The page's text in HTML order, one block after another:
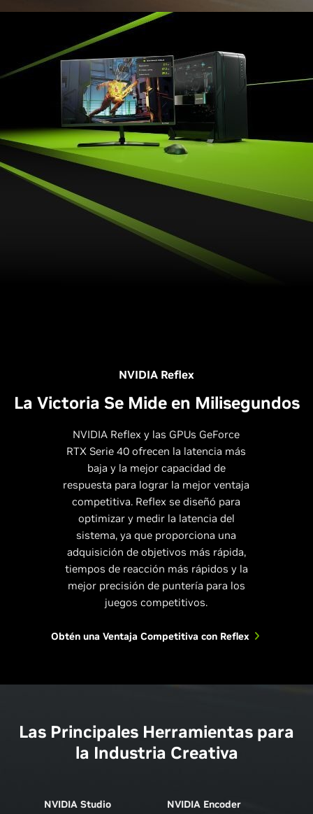
NVIDIA Reflex
La Victoria Se Mide en Milisegundos
NVIDIA Reflex y las GPUs GeForce
RTX Serie 40 ofrecen la latencia más
baja y la mejor capacidad de
respuesta para lograr la mejor ventaja
competitiva. Reflex se diseñó para
optimizar y medir la latencia del
sistema, ya que proporciona una
adquisición de objetivos más rápida,
tiempos de reacción más rápidos y la
mejor precisión de puntería para los
juegos competitivos.
Obtén una Ventaja Competitiva con Reflex
Las Principales Herramientas para
la Industria Creativa
NVIDIA Studio NVIDIA Encoder